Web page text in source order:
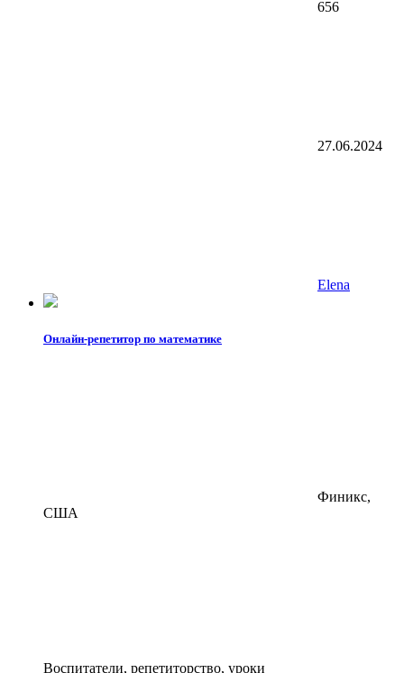
656
27.06.2024
Elena
Онлайн-репетитор по математике
Финикс,
США
Воспитатели, репетиторство, уроки